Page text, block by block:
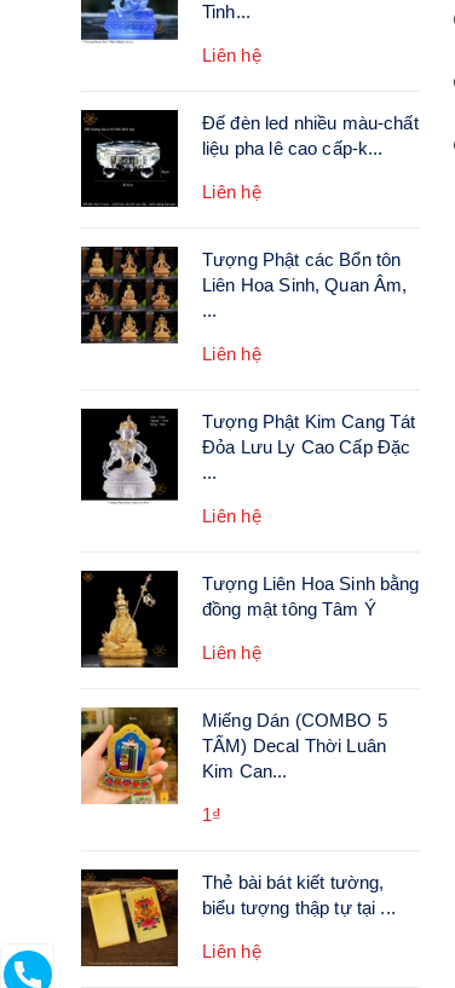
Tinh...
Liên hệ
Đế đèn led nhiều màu-chất
liệu pha lê cao cấp-k...
Liên hệ
Tượng Phật các Bổn tôn
Liên Hoa Sinh, Quan Âm,
...
Liên hệ
Tượng Phật Kim Cang Tát
Đỏa Lưu Ly Cao Cấp Đặc
...
Liên hệ
Tượng Liên Hoa Sinh bằng
đồng mật tông Tâm Ý
Liên hệ
Miếng Dán (COMBO 5
TẤM) Decal Thời Luân
Kim Can...
1₫
Thẻ bài bát kiết tường,
biểu tượng thập tự tại ...
Liên hệ